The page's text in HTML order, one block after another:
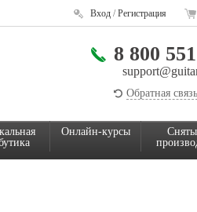
Вход /Регистрация
8 800
Обратная связь
Онлайн-курсы